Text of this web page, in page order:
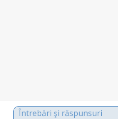
Întrebări şi răspunsuri